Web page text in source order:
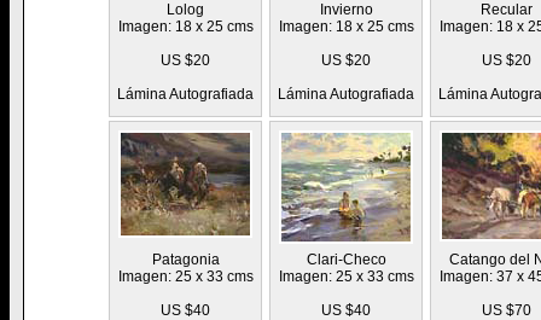
Lolog
Imagen: 18 x 25 cms
US $20
Lámina Autografiada
Invierno
Imagen: 18 x 25 cms
US $20
Lámina Autografiada
Recular
Imagen: 18 x
US $20
Lámina
Patagonia
Imagen: 25 x 33 cms
US $40
Clari-Checo
Imagen: 25 x 33 cms
US $40
Catango del
Imagen: 37 x
US $70